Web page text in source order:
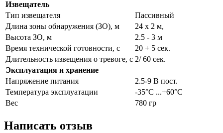
Извещатель
Тип извещателя
Пассивный
Длина зоны обнаружения (ЗО), м
24 х 2 м,
Высота ЗО, м
2.5 - 3 м
Время технической готовности, с
20 + 5 сек.
Длительность извещения о тревоге, с 2/ 60 сек.
Эксплуатация и хранение
Напряжение питания
2.5-9 В пост.
Температура эксплуатации
-35°С ...+60°С
Вес
780 гр
Написать отзыв